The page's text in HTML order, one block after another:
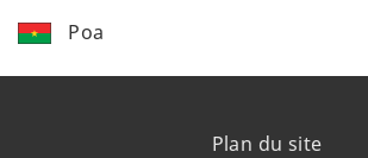
Poa
Plan du site